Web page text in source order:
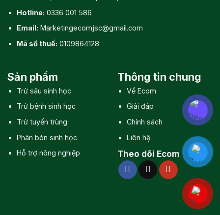
Hotline: 0336 001 586
Email: Marketingecomjsc@gmail.com
Mã số thuế: 0109864128
Sản phẩm
Trừ sâu sinh học
Trừ bệnh sinh học
Trừ tuyến trùng
Phân bón sinh học
Hỗ trợ nông nghiệp
Thông tin chung
Về Ecom
Giải đáp
Chính sách
Liên hệ
Theo dõi Ecom